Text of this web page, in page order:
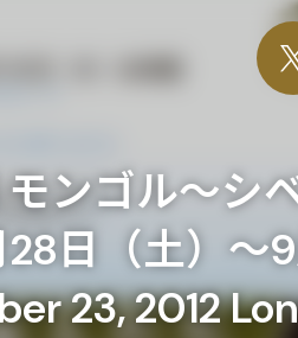
ンゴル～シ
日（土）～
23, 2012